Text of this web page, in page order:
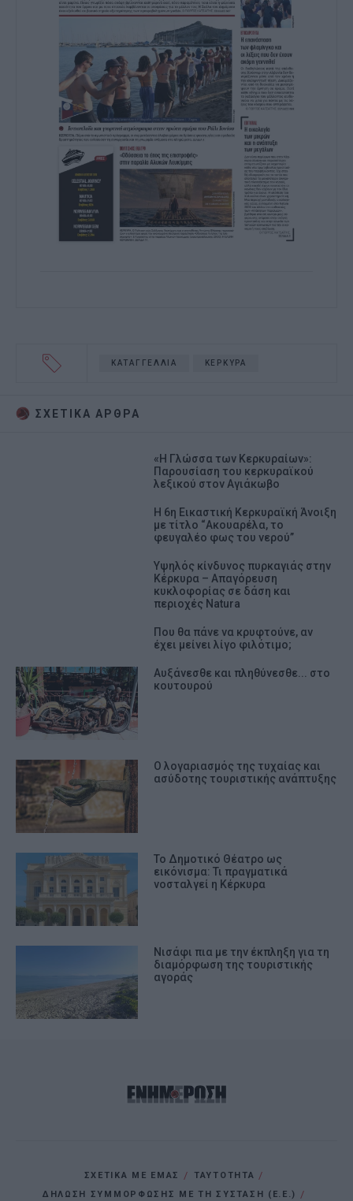
ΚΑΤΑΓΓΕΛΛΙΑ ΚΕΡΚΥΡΑ
ΣΧΕΤΙΚA AΡΘΡΑ
«Η Γλώσσα των Κερκυραίων»:
Παρουσίαση του κερκυραϊκού
λεξικού στον Αγιάκωβο
Η 6η Εικαστική Κερκυραϊκή Άνοιξη
με τίτλο “Ακουαρέλα, το
φευγαλέο φως του νερού”
Υψηλός κίνδυνος πυρκαγιάς στην
Κέρκυρα – Απαγόρευση
κυκλοφορίας σε δάση και
περιοχές Natura
Που θα πάνε να κρυφτούνε, αν
έχει μείνει λίγο φιλότιμο;
Αυξάνεσθε και πληθύνεσθε... στο
κουτουρού
Ο λογαριασμός της τυχαίας και
ασύδοτης τουριστικής ανάπτυξης
Το Δημοτικό Θέατρο ως
εικόνισμα: Τι πραγματικά
νοσταλγεί η Κέρκυρα
Νισάφι πια με την έκπληξη για τη
διαμόρφωση της τουριστικής
αγοράς
ΣΧΕΤΙΚΑ ΜΕ ΕΜΑΣ
ΤΑΥΤΟΤΗΤΑ
ΔΗΛΩΣΗ ΣΥΜΜΟΡΦΩΣΗΣ ΜΕ ΤΗ ΣΥΣΤΑΣΗ (Ε.Ε.)